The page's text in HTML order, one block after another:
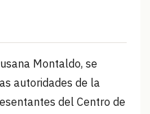
Montaldo, se
autoridades de la
del Centro de